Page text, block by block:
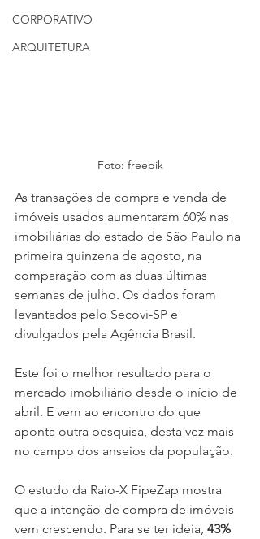
CORPORATIVO
ARQUITETURA
Foto: freepik
As transações de compra e venda de
imóveis usados aumentaram 60% nas
imobiliárias do estado de São Paulo na
primeira quinzena de agosto, na
comparação com as duas últimas
semanas de julho. Os dados foram
levantados pelo Secovi-SP e
divulgados pela Agência Brasil.
Este foi o melhor resultado para o
mercado imobiliário desde o início de
abril. E vem ao encontro do que
aponta outra pesquisa, desta vez mais
no campo dos anseios da população.
O estudo da Raio-X FipeZap mostra
que a intenção de compra de imóveis
vem crescendo. Para se ter ideia, 43%